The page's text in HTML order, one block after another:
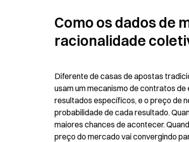
Como os dados de
racionalidade
Diferente de casas de apostas
usam um mecanismo de contratos
resultados específicos, e o preço de
probabilidade de cada resultado.
maiores chances de acontecer.
preço do mercado vai convergindo